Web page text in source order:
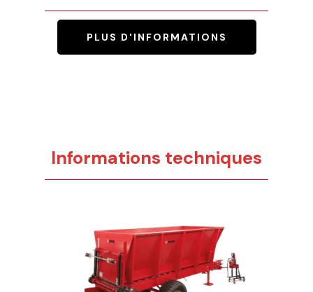
PLUS D'INFORMATIONS
Informations techniques